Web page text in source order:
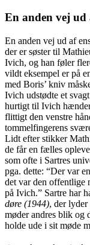
En anden vej ud
En anden vej ud af
der er søster til
Ivich, og han føler
vildt eksempel er på
med Boris’ kniv
Ivich udstødte et
hurtigt til Ivich
flittigt den venstre
tommelfingerens
Lidt efter stikker
de får en fælles
som ofte i Sartres
pga. dette: “Der var
det var den offentlige
på Ivich.” Sartre har
døre (1944), der lyder
møder andres blik og
holde ude i sit møde